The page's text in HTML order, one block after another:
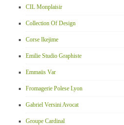
CIL Monplaisir
Collection Of Design
Corse Ikejime
Emilie Studio Graphiste
Emmaüs Var
Fromagerie Polese Lyon
Gabriel Versini Avocat
Groupe Cardinal